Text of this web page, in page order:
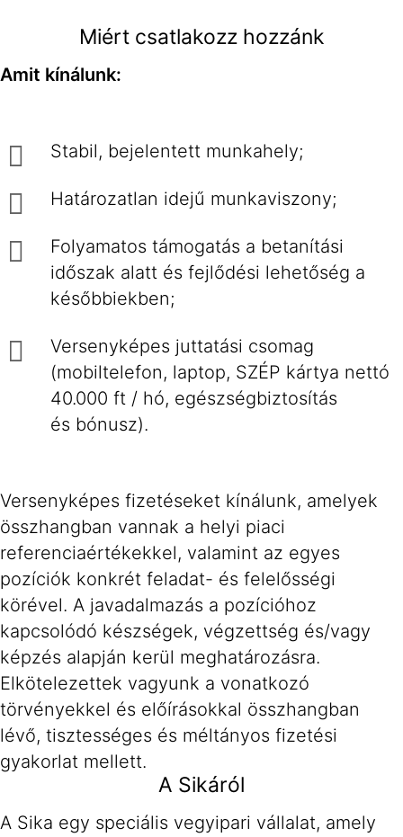
Miért csatlakozz hozzánk
Amit kínálunk:
Stabil, bejelentett munkahely;
Határozatlan idejű munkaviszony;
Folyamatos támogatás a betanítási
időszak alatt és fejlődési lehetőség a
későbbiekben;
Versenyképes juttatási csomag
(mobiltelefon, laptop, SZÉP kártya nettó
40.000 ft / hó, egészségbiztosítás
és bónusz).
Versenyképes fizetéseket kínálunk, amelyek
összhangban vannak a helyi piaci
referenciaértékekkel, valamint az egyes
pozíciók konkrét feladat- és felelősségi
körével. A javadalmazás a pozícióhoz
kapcsolódó készségek, végzettség és/vagy
képzés alapján kerül meghatározásra.
Elkötelezettek vagyunk a vonatkozó
törvényekkel és előírásokkal összhangban
lévő, tisztességes és méltányos fizetési
gyakorlat mellett.
A Sikáról
A Sika egy speciális vegyipari vállalat, amely